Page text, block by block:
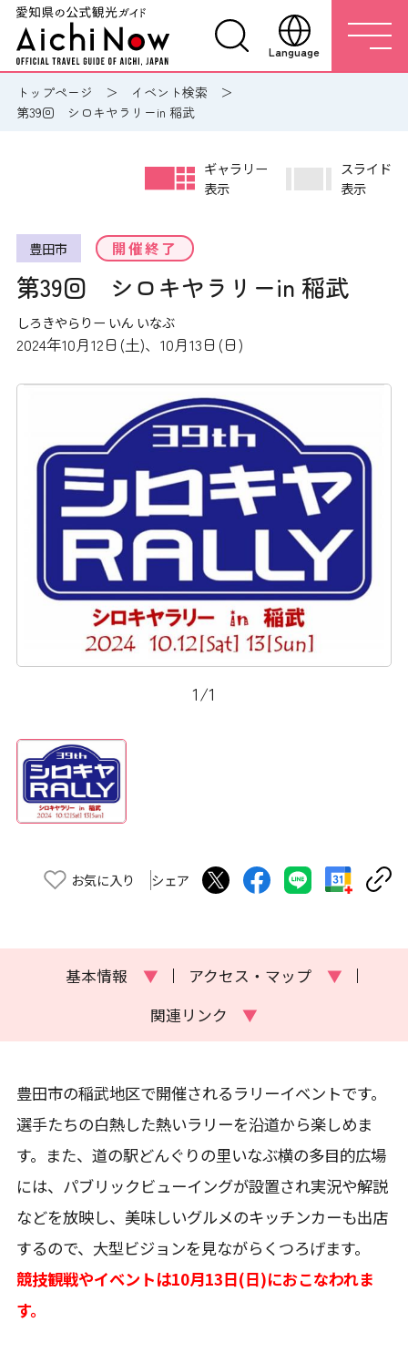
Language
トップページ
イベント検索
第39回 シロキヤラリーin 稲武
豊田市 開催終了
第39回 シロキヤラリーin 稲武
しろきやらりー いん いなぶ
2024年10月12日(土)、10月13日(日)
ギャラリー
表示
スライド
表示
1/1
お気に入り シェア
基本情報 ▼ アクセス・マップ
▼
関連リンク
▼
豊田市の稲武地区で開催されるラリーイベントです。
選手たちの白熱した熱いラリーを沿道から楽しめま
す。また、道の駅どんぐりの里いなぶ横の多目的広場
には、パブリックビューイングが設置され実況や解説
などを放映し、美味しいグルメのキッチンカーも出店
するので、大型ビジョンを見ながらくつろげます。
競技観戦やイベントは10月13日(日)におこなわれま
す。